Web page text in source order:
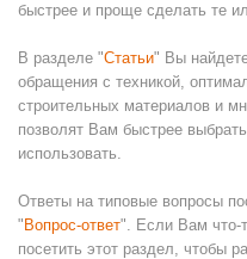
быстрее и проще сделать те
В разделе "Статьи" Вы
обращения с техникой,
строительных материалов и
позволят Вам быстрее
использовать.
Ответы на типовые вопросы
" Вопрос-ответ". Если Вам что-
посетить этот раздел, чтобы